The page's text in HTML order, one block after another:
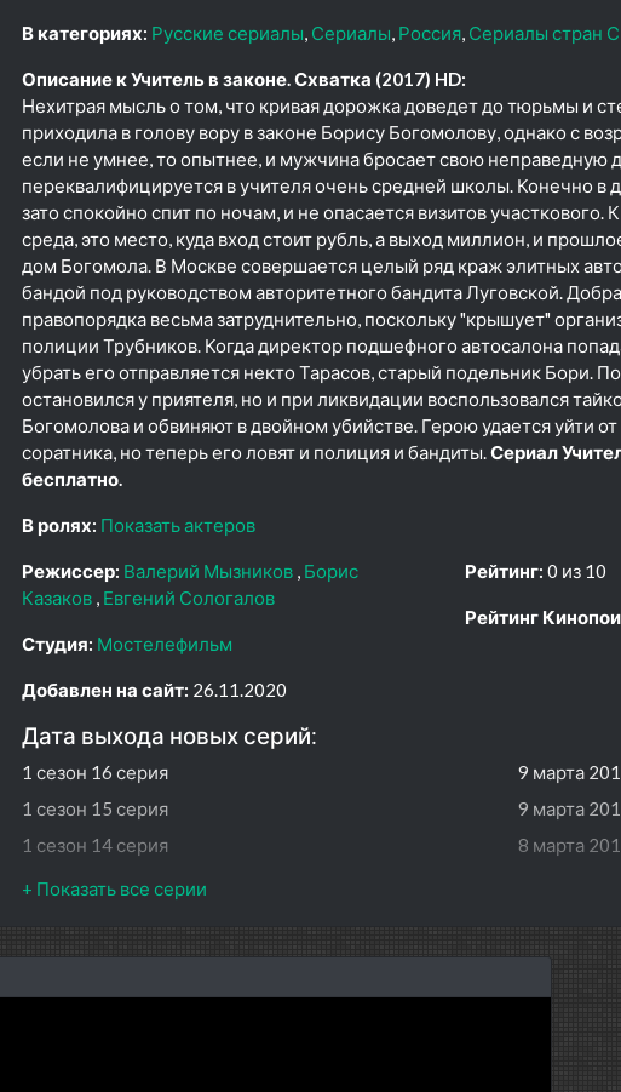
В категориях: Русские сериалы Сериалы Россия Сериалы стран
Описание к Учитель в законе. Схватка (2017) HD:
Нехитрая мысль о том, что кривая дорожка доведет до тюрьмы и
приходила в голову вору в законе Борису Богомолову, однако с
если не умнее, то опытнее, и мужчина бросает свою неправедную
переквалифицируется в учителя очень средней школы. Конечно в
зато спокойно спит по ночам, и не опасается визитов
среда, это место, куда вход стоит рубль, а выход миллион, и
дом Богомола. В Москве совершается целый ряд краж элитных
бандой под руководством авторитетного бандита Луговской.
правопорядка весьма затруднительно, поскольку "крышует"
полиции Трубников. Когда директор подшефного автосалона
убрать его отправляется некто Тарасов, старый подельник Бори.
остановился у приятеля, но и при ликвидации воспользовался
Богомолова и обвиняют в двойном убийстве. Герою удается уйти
соратника, но теперь его ловят и полиция и бандиты.Сериал
бесплатно.
В ролях: Показать актеров
Режиссер: Валерий Мызников Борис
Казаков Евгений Сологалов
Студия: Мостелефильм
Рейтинг: 0 из 10
Рейтинг
Добавлен на сайт: 26.11.2020
Дата выхода новых серий:
1 сезон 16 серия
9 марта
1 сезон 15 серия
9 марта
1 сезон 14 серия
8 марта
1 сезон 13 серия
1 сезон 11 серия
7 марта 2017